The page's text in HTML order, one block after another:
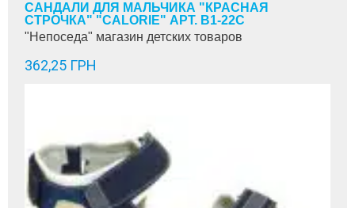
САНДАЛИ ДЛЯ МАЛЬЧИКА "КРАСНАЯ
СТРОЧКА" "CALORIE" АРТ. В1-22С
"Непоседа" магазин детских товаров
362,25 ГРН